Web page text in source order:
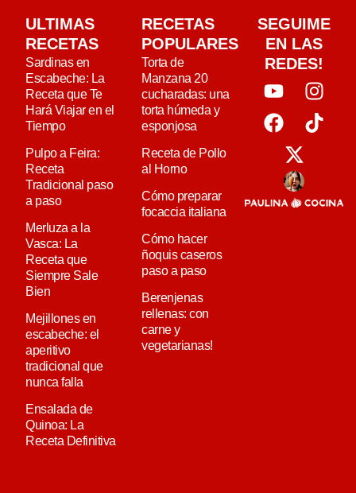
ULTIMAS
RECETAS
Sardinas en
Escabeche: La
Receta que Te
Hará Viajar en el
Tiempo
Pulpo a Feira:
Receta
Tradicional paso
a paso
Merluza a la
Vasca: La
Receta que
Siempre Sale
Bien
Mejillones en
escabeche: el
aperitivo
tradicional que
nunca falla
Ensalada de
Quinoa: La
Receta Definitiva
RECETAS
POPULARES
Torta de
Manzana 20
cucharadas: una
torta húmeda y
esponjosa
Receta de Pollo
al Horno
Cómo preparar
focaccia italiana
Cómo hacer
ñoquis caseros
paso a paso
Berenjenas
rellenas: con
carne y
vegetarianas!
SEGUIME
EN LAS
REDES!